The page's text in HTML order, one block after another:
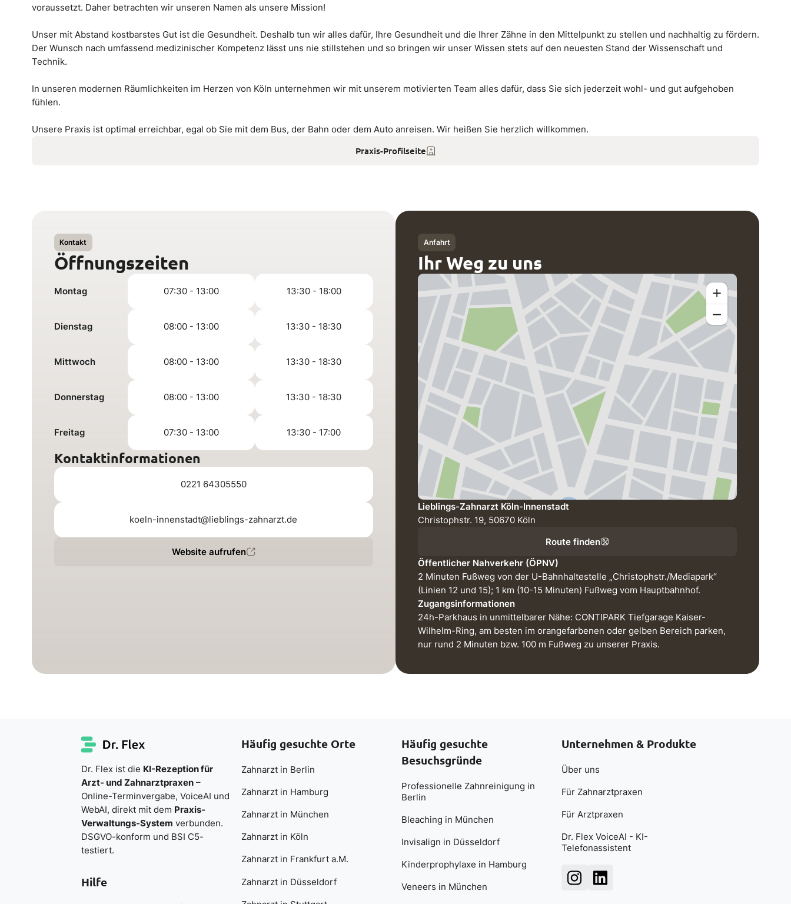
voraussetzt. Daher betrachten wir unseren Namen als unsere Mission!
Unser mit Abstand kostbarstes Gut ist die Gesundheit. Deshalb tun wir alles dafür, Ihre Gesundheit und die Ihrer Zähne in den Mittelpunkt zu stellen und nachhaltig zu fördern.
Der Wunsch nach umfassend medizinischer Kompetenz lässt uns nie stillstehen und so bringen wir unser Wissen stets auf den neuesten Stand der Wissenschaft und
Technik.
In unseren modernen Räumlichkeiten im Herzen von Köln unternehmen wir mit unserem motivierten Team alles dafür, dass Sie sich jederzeit wohl- und gut aufgehoben
fühlen.
Unsere Praxis ist optimal erreichbar, egal ob Sie mit dem Bus, der Bahn oder dem Auto anreisen. Wir heißen Sie herzlich willkommen.
Praxis-Profilseite
Kontakt
Öffnungszeiten
Montag 07:30 - 13:00 13:30 - 18:00
Dienstag 08:00 - 13:00 13:30 - 18:30
Mittwoch 08:00 - 13:00 13:30 - 18:30
Donnerstag 08:00 - 13:00 13:30 - 18:30
Freitag 07:30 - 13:00 13:30 - 17:00
Kontaktinformationen
0221 64305550
koeln-innenstadt@lieblings-zahnarzt.de
Website aufrufen
Anfahrt
Ihr Weg zu uns
Lieblings-Zahnarzt Köln-Innenstadt
Christophstr. 19, 50670 Köln
Route finden
Öffentlicher Nahverkehr (ÖPNV)
2 Minuten Fußweg von der U-Bahnhaltestelle „Christophstr./Mediapark“
(Linien 12 und 15); 1 km (10-15 Minuten) Fußweg vom Hauptbahnhof.
Zugangsinformationen
24h-Parkhaus in unmittelbarer Nähe: CONTIPARK Tiefgarage Kaiser-
Wilhelm-Ring, am besten im orangefarbenen oder gelben Bereich parken,
nur rund 2 Minuten bzw. 100 m Fußweg zu unserer Praxis.
Dr. Flex ist die KI-Rezeption für
Arzt- und Zahnarztpraxen–
Online-Terminvergabe, VoiceAI und
WebAI, direkt mit dem Praxis-
Verwaltungs-System verbunden.
DSGVO-konform und BSI C5-
testiert.
Hilfe
Häufig gesuchte Orte
Zahnarzt in Berlin
Zahnarzt in Hamburg
Zahnarzt in München
Zahnarzt in Köln
Zahnarzt in Frankfurt a.M.
Zahnarzt in Düsseldorf
Häufig gesuchte
Besuchsgründe
Professionelle Zahnreinigung in
Berlin
Bleaching in München
Invisalign in Düsseldorf
Kinderprophylaxe in Hamburg
Veneers in München
Unternehmen & Produkte
Über uns
Für Zahnarztpraxen
Für Arztpraxen
Dr. Flex VoiceAI - KI-
Telefonassistent